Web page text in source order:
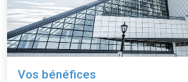
Vos bénéfices